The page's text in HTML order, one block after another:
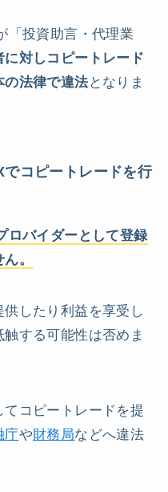
「投資助言・代理業
に対しコピートレード
の法律で違法 となりま
コピートレードを行
ロバイダーとして登録
。
したり利益を享受し
する可能性は否めま
コピートレードを提
庁や財務局などへ違法